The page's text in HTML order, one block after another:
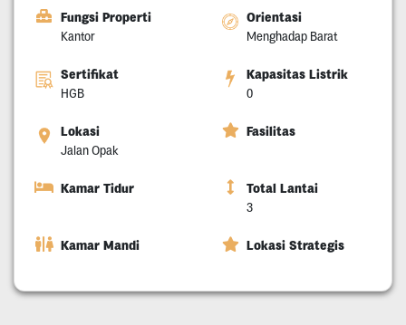
Fungsi Properti
Kantor
Orientasi
Menghadap Barat
Sertifikat
HGB
Kapasitas Listrik
0
Lokasi
Jalan Opak
Fasilitas
Kamar Tidur Total Lantai
3
Kamar Mandi Lokasi Strategis